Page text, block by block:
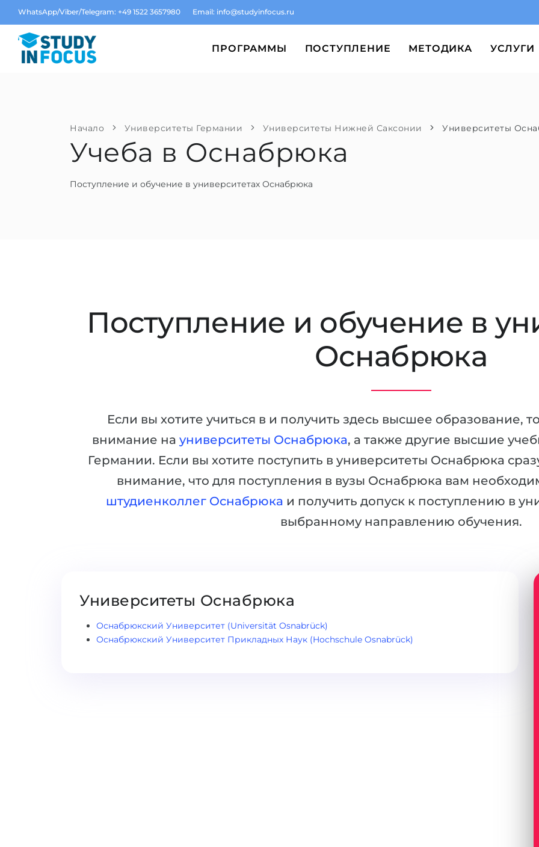
WhatsApp/Viber/Telegram: +49 1522 3657980 Email: info@studyinfocus.ru
ПРОГРАММЫ ПОСТУПЛЕНИЕ МЕТОДИКА УСЛУГИ
Начало Университеты Германии Университеты Нижней Саксонии Университеты
Учеба в Оснабрюка
Поступление и обучение в университетах Оснабрюка
Поступление и обучение в
Оснабрюка
Если вы хотите учиться в и получить здесь высшее образование,
внимание на университеты Оснабрюка, а также другие высшие
Германии. Если вы хотите поступить в университеты Оснабрюка
внимание, что для поступления в вузы Оснабрюка вам
штудиенколлег Оснабрюка и получить допуск к поступлению в
выбранному направлению обучения.
Университеты Оснабрюка
Оснабрюкский Университет (Universität Osnabrück)
Оснабрюкский Университет Прикладных Наук (Hochschule Osnabrück)